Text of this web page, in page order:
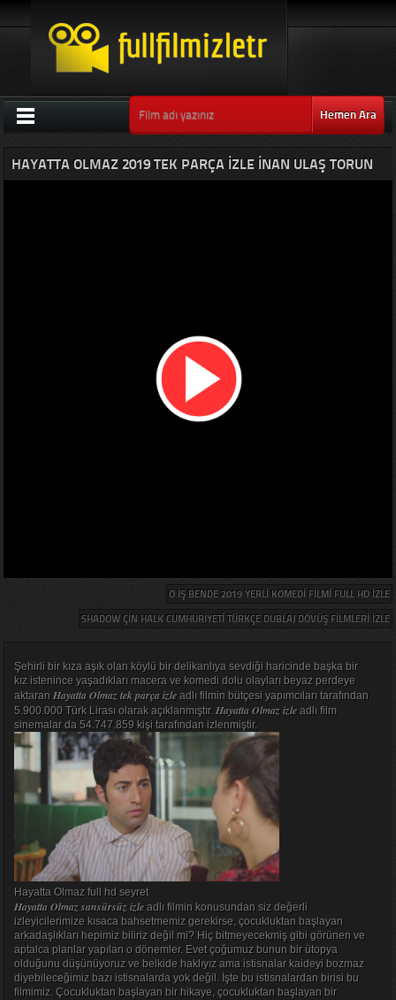
Hemen Ara
HAYATTA OLMAZ 2019 TEK PARÇA IZLE İNAN ULAŞ TORUN
O İŞ BENDE 2019 YERLI KOMEDI FILMI FULL HD IZLE
SHADOW ÇIN HALK CUMHURIYETI TÜRKÇE DUBLAJ DÖVÜŞ FILMLERI IZLE
Şehirli bir kıza aşık olan köylü bir delikanlıya sevdiği haricinde başka bir
kız istenince yaşadıkları macera ve komedi dolu olayları beyaz perdeye
aktaran Hayatta Olmaz tek parça izleadlı filmin bütçesi yapımcıları tarafından
5.900.000 Türk Lirası olarak açıklanmıştır. Hayatta Olmaz izleadlı film
sinemalar da 54.747.859 kişi tarafından izlenmiştir.
Hayatta Olmaz full hd seyret
Hayatta Olmaz sansürsüz izleadlı filmin konusundan siz değerli
izleyicilerimize kısaca bahsetmemiz gerekirse, çocukluktan başlayan
arkadaşlıkları hepimiz biliriz değil mi? Hiç bitmeyecekmiş gibi görünen ve
aptalca planlar yapılan o dönemler. Evet çoğumuz bunun bir ütopya
olduğunu düşünüyoruz ve belkide haklıyız ama istisnalar kaideyi bozmaz
diyebileceğimiz bazı istisnalarda yok değil. İşte bu istisnalardan birisi bu
filmimiz. Çocukluktan başlayan bir hikaye, çocukluktan başlayan bir